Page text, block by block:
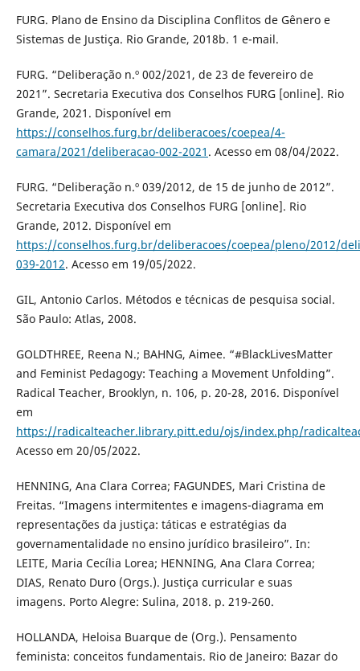
FURG. Plano de Ensino da Disciplina Conflitos de Gênero e
Sistemas de Justiça. Rio Grande, 2018b. 1 e-mail.
FURG. “Deliberação n.º 002/2021, de 23 de fevereiro de
2021”. Secretaria Executiva dos Conselhos FURG [online]. Rio
Grande, 2021. Disponível em
https://conselhos.furg.br/deliberacoes/coepea/4-
camara/2021/deliberacao-002-2021 . Acesso em 08/04/2022.
FURG. “Deliberação n.º 039/2012, de 15 de junho de 2012”.
Secretaria Executiva dos Conselhos FURG [online]. Rio
Grande, 2012. Disponível em
https://conselhos.furg.br/deliberacoes/coepea/pleno/2012/
039-2012. Acesso em 19/05/2022.
GIL, Antonio Carlos. Métodos e técnicas de pesquisa social.
São Paulo: Atlas, 2008.
GOLDTHREE, Reena N.; BAHNG, Aimee. “#BlackLivesMatter
and Feminist Pedagogy: Teaching a Movement Unfolding”.
Radical Teacher, Brooklyn, n. 106, p. 20-28, 2016. Disponível
em
https://radicalteacher.library.pitt.edu/ojs/index.php/
Acesso em 20/05/2022.
HENNING, Ana Clara Correa; FAGUNDES, Mari Cristina de
Freitas. “Imagens intermitentes e imagens-diagrama em
representações da justiça: táticas e estratégias da
governamentalidade no ensino jurídico brasileiro”. In:
LEITE, Maria Cecília Lorea; HENNING, Ana Clara Correa;
DIAS, Renato Duro (Orgs.). Justiça curricular e suas
imagens. Porto Alegre: Sulina, 2018. p. 219-260.
HOLLANDA, Heloisa Buarque de (Org.). Pensamento
feminista: conceitos fundamentais. Rio de Janeiro: Bazar do